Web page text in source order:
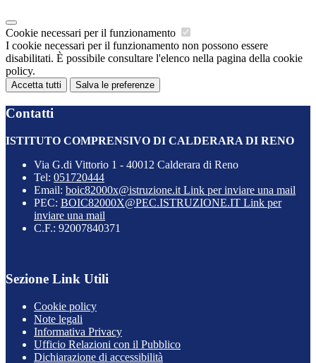
Cookie necessari per il funzionamento
I cookie necessari per il funzionamento non possono essere
disabilitati. È possibile consultare l'elenco nella pagina della cookie
policy.
Accetta tutti Salva le preferenze
Contatti
ISTITUTO COMPRENSIVO DI CALDERARA DI RENO
Via G.di Vittorio 1 - 40012 Calderara di Reno
Tel: 051720444
Email: boic82000x@istruzione.it Link per inviare una mail
PEC: BOIC82000X@PEC.ISTRUZIONE.IT Link per
inviare una mail
C.F.: 92007840371
Sezione Link Utili
Cookie policy
Note legali
Informativa Privacy
Ufficio Relazioni con il Pubblico
Dichiarazione di accessibilità